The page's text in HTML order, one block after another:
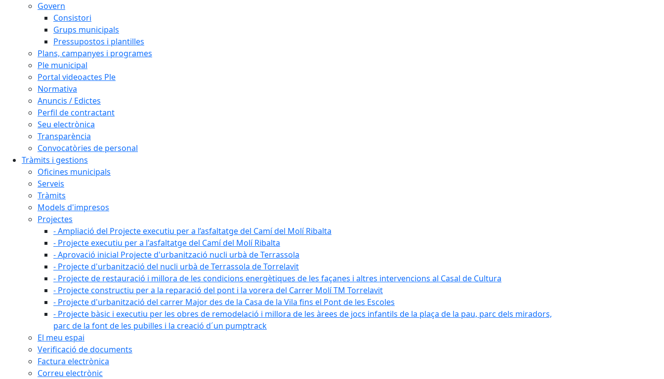
Govern
Consistori
Grups municipals
Pressupostos i plantilles
Plans, campanyes i programes
Ple municipal
Portal videoactes Ple
Normativa
Anuncis / Edictes
Perfil de contractant
Seu electrònica
Transparència
Convocatòries de personal
Tràmits i gestions
Oficines municipals
Serveis
Tràmits
Models d'impresos
Projectes
- Ampliació del Projecte executiu per a l’asfaltatge del Camí del Molí Ribalta
- Projecte executiu per a l'asfaltatge del Camí del Molí Ribalta
- Aprovació inicial Projecte d'urbanització nucli urbà de Terrassola
- Projecte d'urbanització del nucli urbà de Terrassola de Torrelavit
- Projecte de restauració i millora de les condicions energètiques de les façanes i altres intervencions al Casal de Cultura
- Projecte constructiu per a la reparació del pont i la vorera del Carrer Molí TM Torrelavit
- Projecte d'urbanització del carrer Major des de la Casa de la Vila fins el Pont de les Escoles
- Projecte bàsic i executiu per les obres de remodelació i millora de les àrees de jocs infantils de la plaça de la pau, parc dels miradors,
parc de la font de les pubilles i la creació d´un pumptrack
El meu espai
Verificació de documents
Factura electrònica
Correu electrònic